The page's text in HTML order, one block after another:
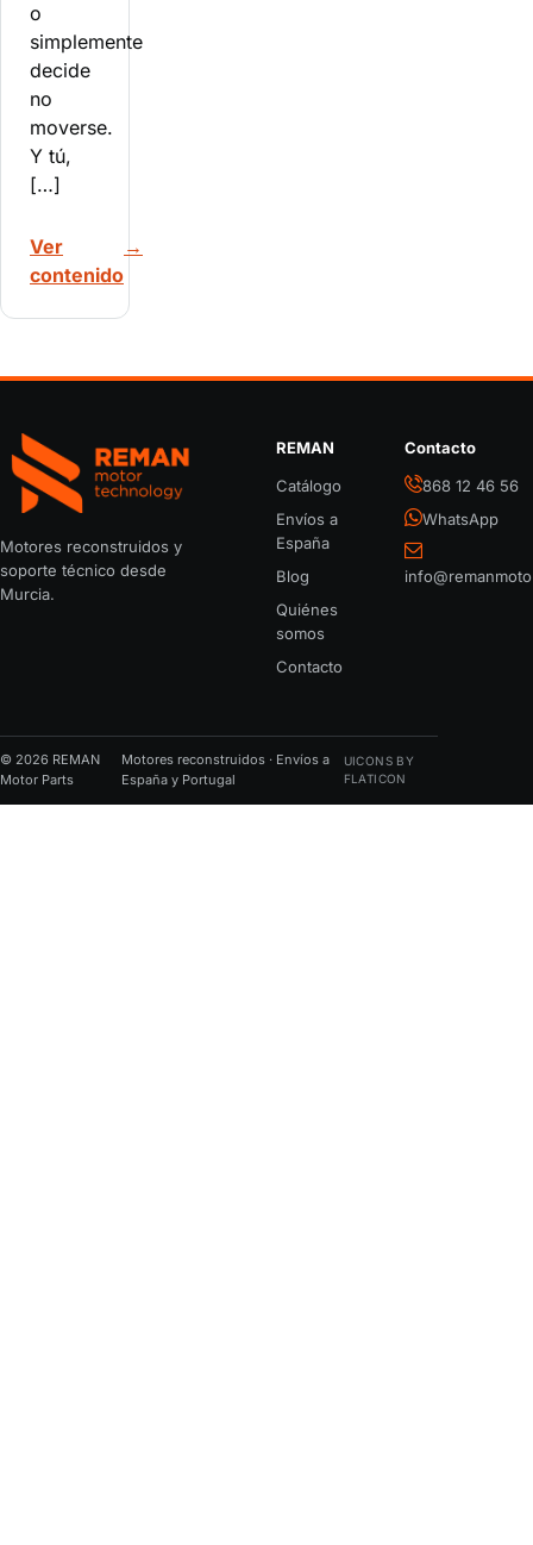
o
simplemente
decide
no
moverse.
Y tú,
[…]
Ver
contenido
→
REMAN Motor Parts
Motores reconstruidos y
soporte técnico desde
Murcia.
REMAN
Catálogo
Envíos a
España
Blog
Quiénes
somos
Contacto
Contacto
868 12 46 56
WhatsApp
© 2026 REMAN
Motor Parts
Motores reconstruidos · Envíos a
España y Portugal
UICONS BY
FLATICON